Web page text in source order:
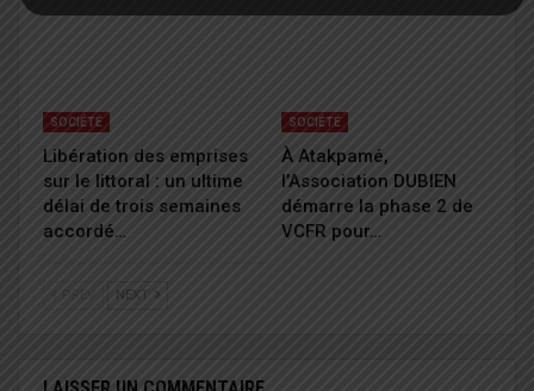
SOCIÉTÉ
Libération des emprises
sur le littoral : un ultime
délai de trois semaines
accordé…
SOCIÉTÉ
À Atakpamé,
l’Association DUBIEN
démarre la phase 2 de
VCFR pour…
NEXT